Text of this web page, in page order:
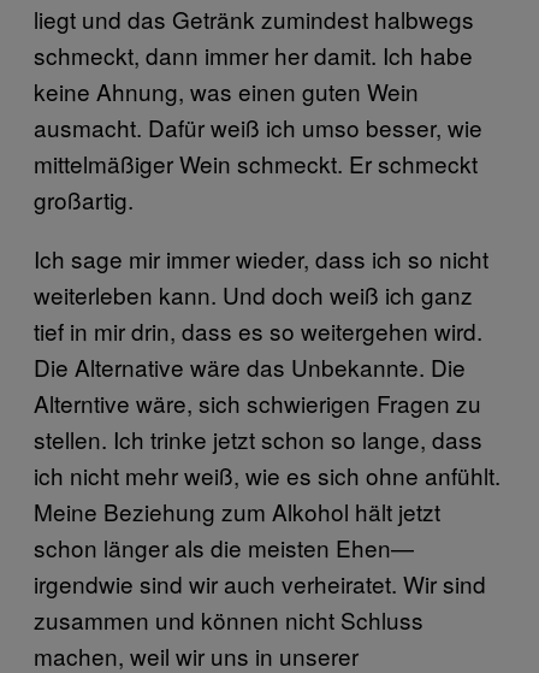
liegt und das Getränk zumindest halbwegs
schmeckt, dann immer her damit. Ich habe
keine Ahnung, was einen guten Wein
ausmacht. Dafür weiß ich umso besser, wie
mittelmäßiger Wein schmeckt. Er schmeckt
großartig.
Ich sage mir immer wieder, dass ich so nicht
weiterleben kann. Und doch weiß ich ganz
tief in mir drin, dass es so weitergehen wird.
Die Alternative wäre das Unbekannte. Die
Alterntive wäre, sich schwierigen Fragen zu
stellen. Ich trinke jetzt schon so lange, dass
ich nicht mehr weiß, wie es sich ohne anfühlt.
Meine Beziehung zum Alkohol hält jetzt
schon länger als die meisten Ehen—
irgendwie sind wir auch verheiratet. Wir sind
zusammen und können nicht Schluss
machen, weil wir uns in unserer